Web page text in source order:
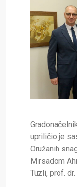
upriličio je
Oružanih
Mirsadom
Tuzli, prof.